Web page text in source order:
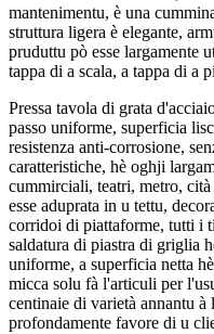
mantenimentu, è una
struttura ligera è elegante,
pruduttu pò esse largamente
tappa di a scala, a tappa di a
Pressa tavola di grata
passo uniforme, superficia
resistenza anti-corrosione,
caratteristiche, hè oghji
cummirciali, teatri, metro,
esse aduprata in u tettu,
corridoi di piattaforme, tutti i
saldatura di piastra di griglia
uniforme, a superficia netta
micca solu fà l'articuli per
centinaie di varietà annantu
profondamente favore di u